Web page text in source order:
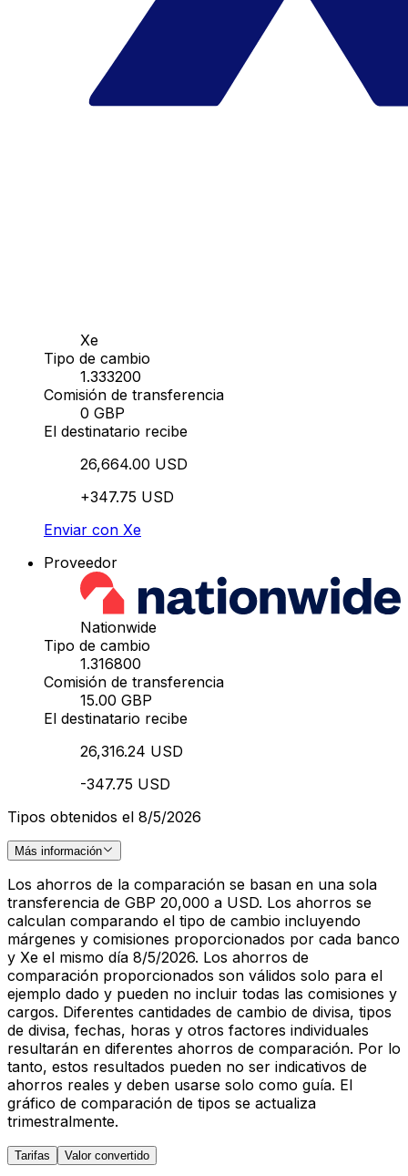
Xe
Tipo de cambio
1.333200
Comisión de transferencia
0 GBP
El destinatario recibe
26,664.00 USD
+347.75 USD
Enviar con Xe
Proveedor
Nationwide
Tipo de cambio
1.316800
Comisión de transferencia
15.00 GBP
El destinatario recibe
26,316.24 USD
-347.75 USD
Tipos obtenidos el 8/5/2026
Más información
Los ahorros de la comparación se basan en una sola
transferencia de GBP 20,000 a USD. Los ahorros se
calculan comparando el tipo de cambio incluyendo
márgenes y comisiones proporcionados por cada banco
y Xe el mismo día 8/5/2026. Los ahorros de
comparación proporcionados son válidos solo para el
ejemplo dado y pueden no incluir todas las comisiones y
cargos. Diferentes cantidades de cambio de divisa, tipos
de divisa, fechas, horas y otros factores individuales
resultarán en diferentes ahorros de comparación. Por lo
tanto, estos resultados pueden no ser indicativos de
ahorros reales y deben usarse solo como guía. El
gráfico de comparación de tipos se actualiza
trimestralmente.
Tarifas Valor convertido